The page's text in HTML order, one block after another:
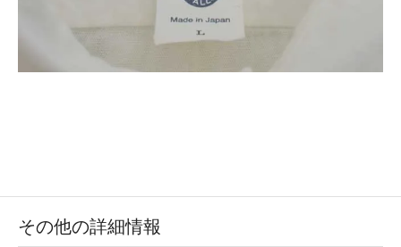
その他の詳細情報